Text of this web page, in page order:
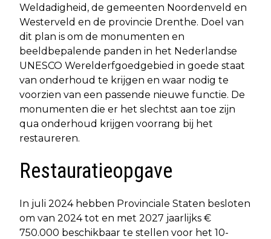
Weldadigheid, de gemeenten Noordenveld en
Westerveld en de provincie Drenthe. Doel van
dit plan is om de monumenten en
beeldbepalende panden in het Nederlandse
UNESCO Werelderfgoedgebied in goede staat
van onderhoud te krijgen en waar nodig te
voorzien van een passende nieuwe functie. De
monumenten die er het slechtst aan toe zijn
qua onderhoud krijgen voorrang bij het
restaureren.
Restauratieopgave
In juli 2024 hebben Provinciale Staten besloten
om van 2024 tot en met 2027 jaarlijks €
750.000 beschikbaar te stellen voor het 10-